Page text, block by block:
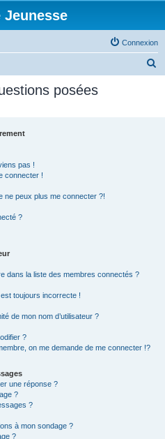
Jeunesse
Connexion
posées
pas !
connecter !
ne peux plus me connecter ?!
?
dans la liste des membres connectés ?
est toujours incorrecte !
de mon nom d’utilisateur ?
?
on me demande de me connecter !?
une réponse ?
?
?
à mon sondage ?
?